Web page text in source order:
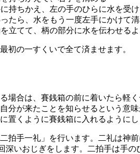
持ちかえ、左の手のひらに水を受
たら、水をもう一度左手にかけて
立てて、柄の部分に水を伝わせる
初の一すくいで全て済ませます。
場合は、賽銭箱の前に着いたら軽
分が来たことを知らせるという意
置くように賽銭箱に入れるようにし
拍手一礼」を行います。二礼は神
深いおじぎをします。二拍手は手